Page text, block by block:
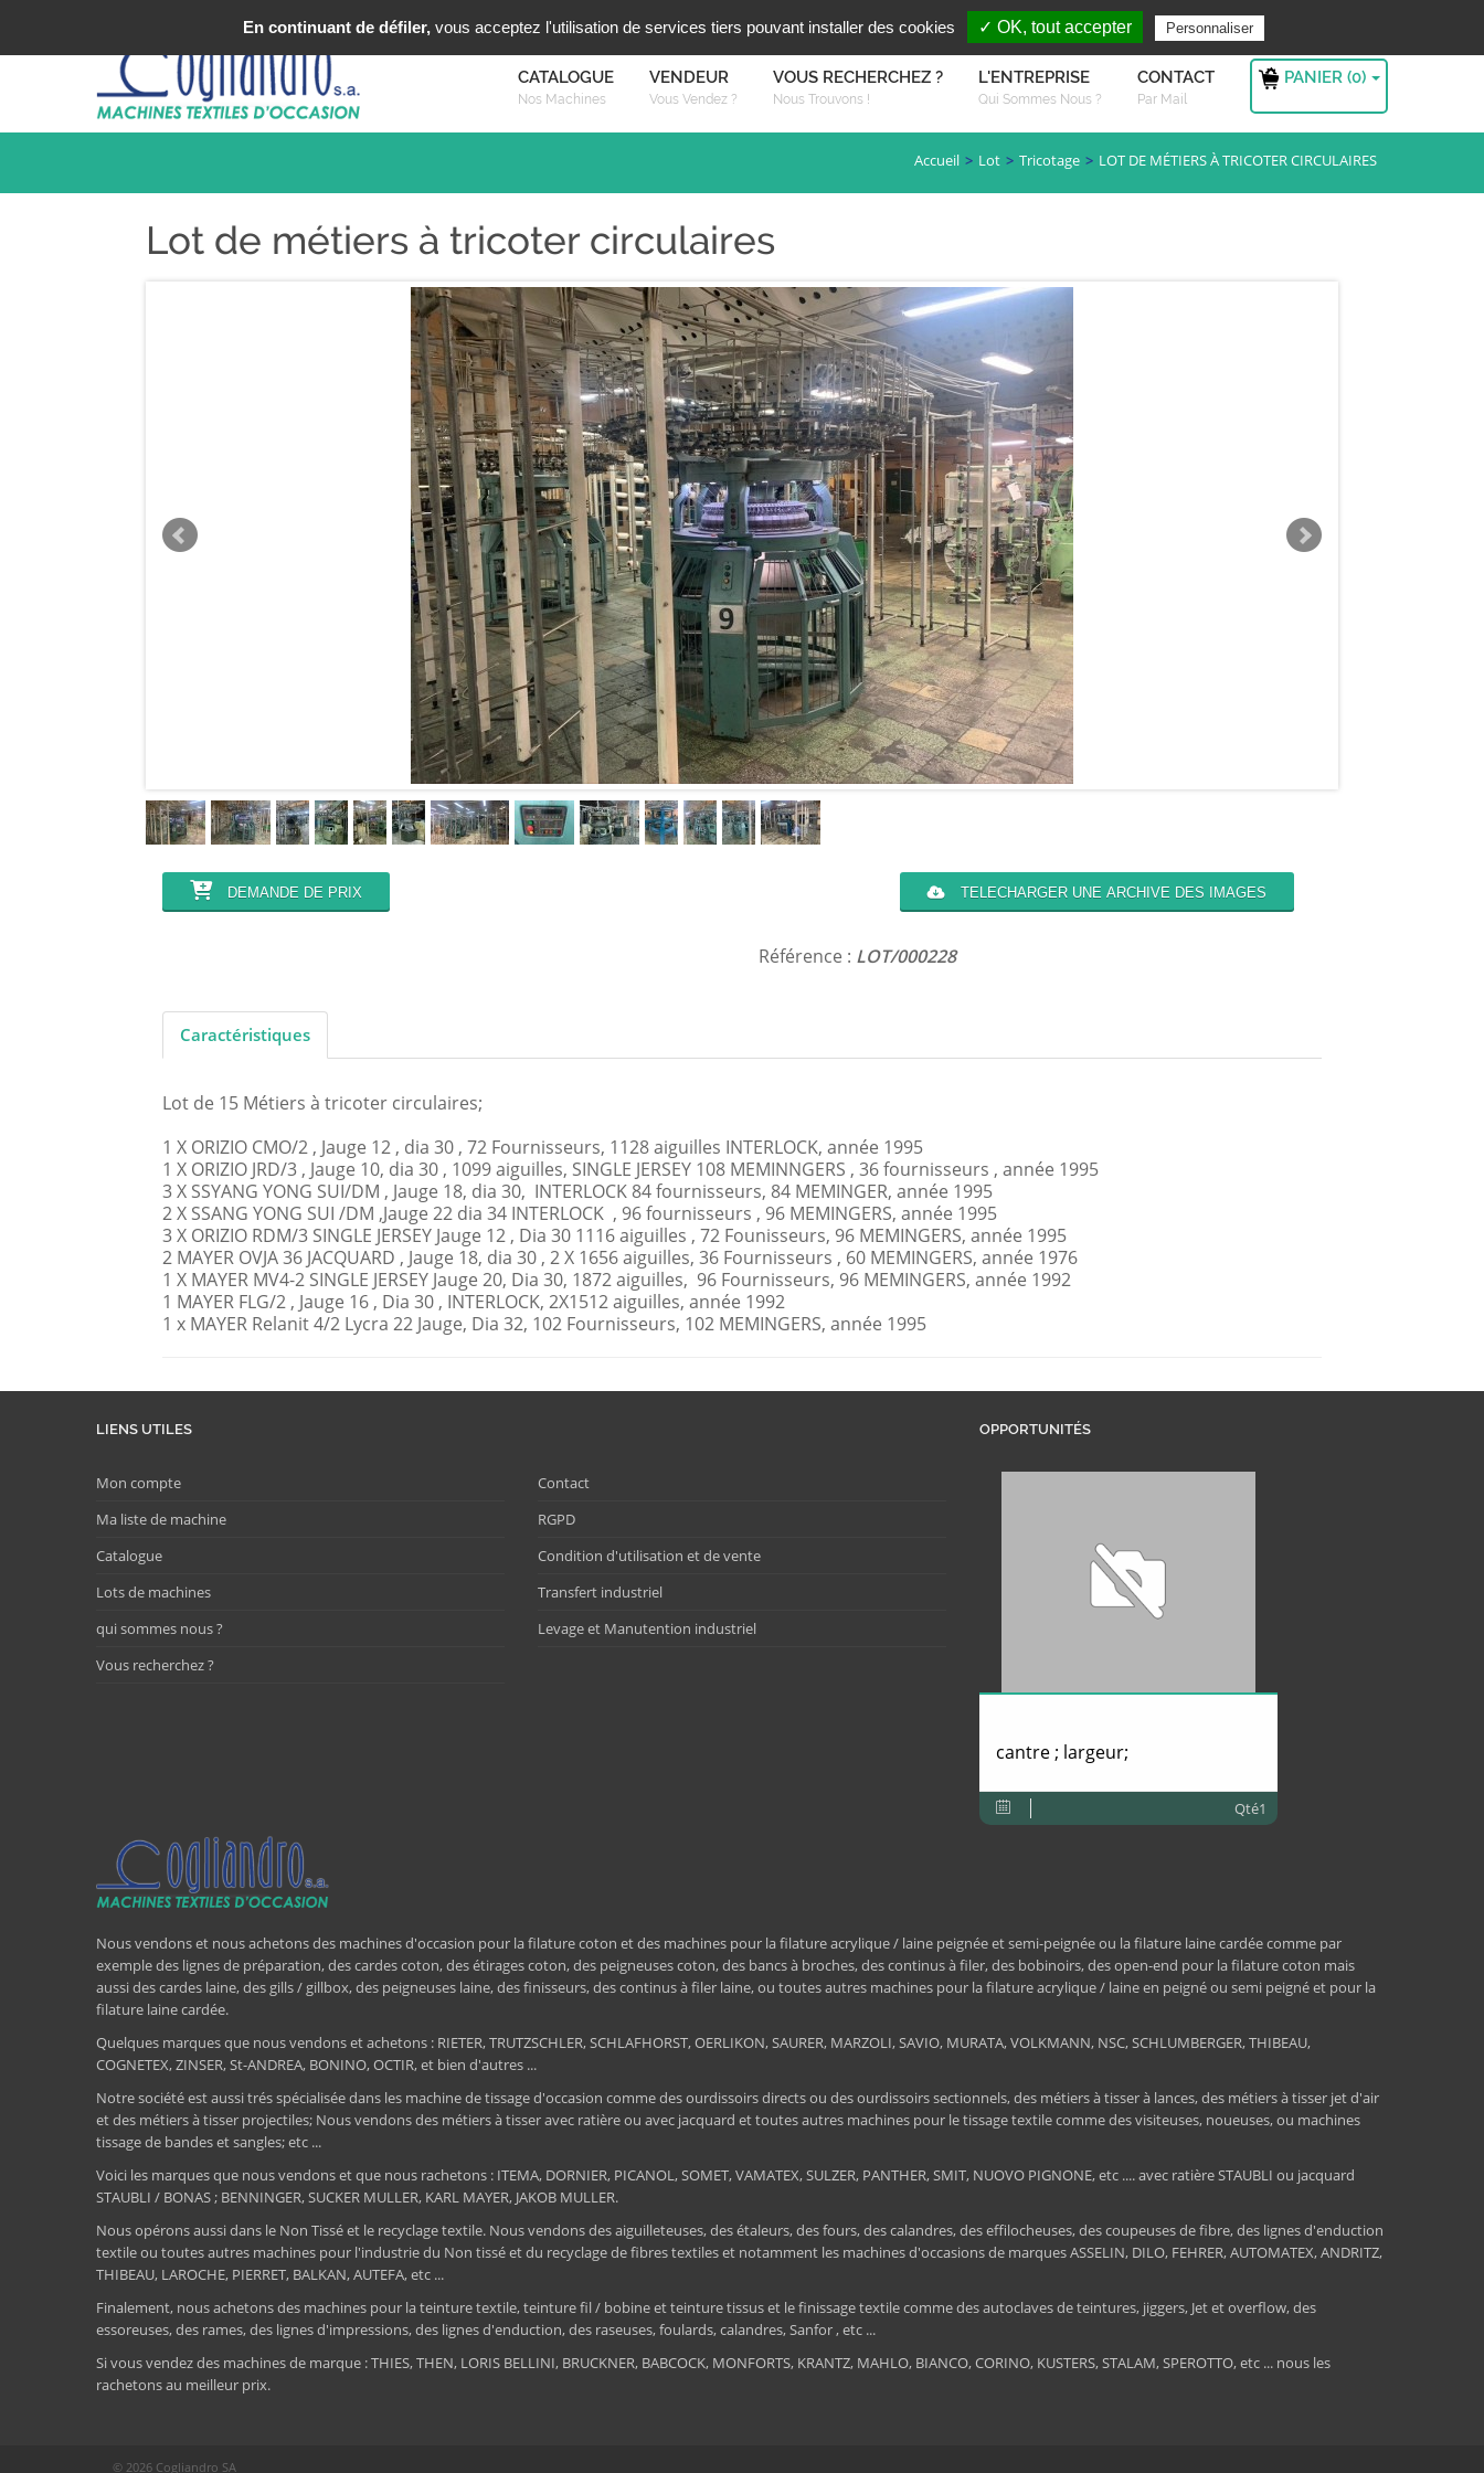
Tel : +33 (0)3 20 25 49 49 S'authentifier
Vous recherchez ?
CATALOGUE
Nos Machines
VENDEUR
Vous Vendez ?
VOUS RECHERCHEZ ?
Nous Trouvons !
L'ENTREPRISE
Qui Sommes Nous ?
CONTACT
Par Mail
PANIER (0)
Accueil Lot Tricotage LOT DE MÉTIERS À TRICOTER CIRCULAIRES
Lot de métiers à tricoter circulaires
DEMANDE DE PRIX TELECHARGER UNE ARCHIVE DES IMAGES
Référence : LOT/000228
Caractéristiques
Lot de 15 Métiers à tricoter circulaires;
1 X ORIZIO CMO/2 , Jauge 12 , dia 30 , 72 Fournisseurs, 1128 aiguilles INTERLOCK, année 1995
1 X ORIZIO JRD/3 , Jauge 10, dia 30 , 1099 aiguilles, SINGLE JERSEY 108 MEMINNGERS , 36 fournisseurs , année 1995
3 X SSYANG YONG SUI/DM , Jauge 18, dia 30, INTERLOCK 84 fournisseurs, 84 MEMINGER, année 1995
2 X SSANG YONG SUI /DM ,Jauge 22 dia 34 INTERLOCK , 96 fournisseurs , 96 MEMINGERS, année 1995
3 X ORIZIO RDM/3 SINGLE JERSEY Jauge 12 , Dia 30 1116 aiguilles , 72 Founisseurs, 96 MEMINGERS, année 1995
2 MAYER OVJA 36 JACQUARD , Jauge 18, dia 30 , 2 X 1656 aiguilles, 36 Fournisseurs , 60 MEMINGERS, année 1976
1 X MAYER MV4-2 SINGLE JERSEY Jauge 20, Dia 30, 1872 aiguilles, 96 Fournisseurs, 96 MEMINGERS, année 1992
1 MAYER FLG/2 , Jauge 16 , Dia 30 , INTERLOCK, 2X1512 aiguilles, année 1992
1 x MAYER Relanit 4/2 Lycra 22 Jauge, Dia 32, 102 Fournisseurs, 102 MEMINGERS, année 1995
LIENS UTILES
Mon compte
Ma liste de machine
Catalogue
Lots de machines
qui sommes nous ?
Vous recherchez ?
Contact
RGPD
Condition d'utilisation et de vente
Transfert industriel
Levage et Manutention industriel
OPPORTUNITÉS
cantre ; largeur;
Qté1
Nous vendons et nous achetons des machines d'occasion pour la filature coton et des machines pour la filature acrylique / laine peignée et semi-peignée ou la filature laine cardée comme par
exemple des lignes de préparation, des cardes coton, des étirages coton, des peigneuses coton, des bancs à broches, des continus à filer, des bobinoirs, des open-end pour la filature coton mais
aussi des cardes laine, des gills / gillbox, des peigneuses laine, des finisseurs, des continus à filer laine, ou toutes autres machines pour la filature acrylique / laine en peigné ou semi peigné et pour la
filature laine cardée.
Quelques marques que nous vendons et achetons : RIETER, TRUTZSCHLER, SCHLAFHORST, OERLIKON, SAURER, MARZOLI, SAVIO, MURATA, VOLKMANN, NSC, SCHLUMBERGER, THIBEAU,
COGNETEX, ZINSER, St-ANDREA, BONINO, OCTIR, et bien d'autres ...
Notre société est aussi trés spécialisée dans les machine de tissage d'occasion comme des ourdissoirs directs ou des ourdissoirs sectionnels, des métiers à tisser à lances, des métiers à tisser jet d'air
et des métiers à tisser projectiles; Nous vendons des métiers à tisser avec ratière ou avec jacquard et toutes autres machines pour le tissage textile comme des visiteuses, noueuses, ou machines
tissage de bandes et sangles; etc ...
Voici les marques que nous vendons et que nous rachetons : ITEMA, DORNIER, PICANOL, SOMET, VAMATEX, SULZER, PANTHER, SMIT, NUOVO PIGNONE, etc .... avec ratière STAUBLI ou jacquard
STAUBLI / BONAS ; BENNINGER, SUCKER MULLER, KARL MAYER, JAKOB MULLER.
Nous opérons aussi dans le Non Tissé et le recyclage textile. Nous vendons des aiguilleteuses, des étaleurs, des fours, des calandres, des effilocheuses, des coupeuses de fibre, des lignes d'enduction
textile ou toutes autres machines pour l'industrie du Non tissé et du recyclage de fibres textiles et notamment les machines d'occasions de marques ASSELIN, DILO, FEHRER, AUTOMATEX, ANDRITZ,
THIBEAU, LAROCHE, PIERRET, BALKAN, AUTEFA, etc ...
Finalement, nous achetons des machines pour la teinture textile, teinture fil / bobine et teinture tissus et le finissage textile comme des autoclaves de teintures, jiggers, Jet et overflow, des
essoreuses, des rames, des lignes d'impressions, des lignes d'enduction, des raseuses, foulards, calandres, Sanfor , etc ...
Si vous vendez des machines de marque : THIES, THEN, LORIS BELLINI, BRUCKNER, BABCOCK, MONFORTS, KRANTZ, MAHLO, BIANCO, CORINO, KUSTERS, STALAM, SPEROTTO, etc ... nous les
rachetons au meilleur prix.
© 2026 Cogliandro SA
En continuant de défiler,vous acceptez l'utilisation de services tiers pouvant installer des cookies ✓ OK, tout accepter Personnaliser